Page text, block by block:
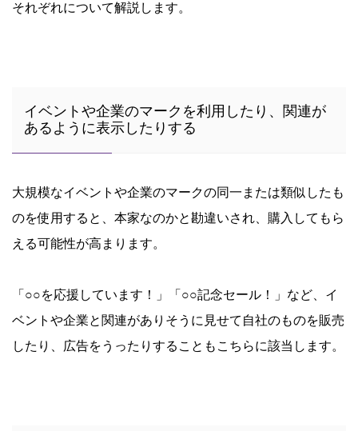
それぞれについて解説します。
イベントや企業のマークを利用したり、関連が
あるように表示したりする
大規模なイベントや企業のマークの同一または類似したも
のを使用すると、本家なのかと勘違いされ、購入してもら
える可能性が高まります。
「○○を応援しています！」「○○記念セール！」など、イ
ベントや企業と関連がありそうに見せて自社のものを販売
したり、広告をうったりすることもこちらに該当します。